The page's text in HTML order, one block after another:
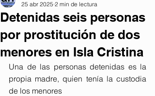
Detenidas seis personas
por prostitución de dos
menores en Isla Cristina
25 abr 2025 2 min de lectura
Una de las personas detenidas es la
propia madre, quien tenía la custodia
de los menores